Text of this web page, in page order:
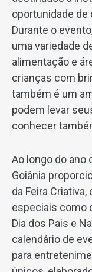
oportunidade de
Durante o
uma variedade
alimentação e
crianças com
também é um
podem levar
conhecer
Ao longo do ano
Goiânia
da Feira
especiais como
Dia dos Pais e
calendário de
para